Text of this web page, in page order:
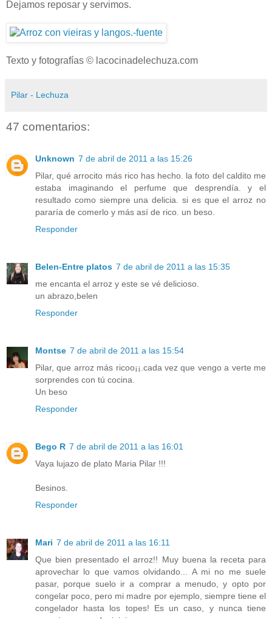
Dejamos reposar y servimos.
Texto y fotografías © lacocinadelechuza.com
Pilar - Lechuza
47 comentarios:
Unknown 7 de abril de 2011 a las 15:26
Pilar, qué arrocito más rico has hecho. la foto del caldito me
estaba imaginando el perfume que desprendía. y el
resultado como siempre una delicia. si es que el arroz no
pararía de comerlo y más así de rico. un beso.
Responder
Belen-Entre platos 7 de abril de 2011 a las 15:35
me encanta el arroz y este se vé delicioso.
un abrazo,belen
Responder
Montse 7 de abril de 2011 a las 15:54
Pilar, que arroz más ricoo¡¡.cada vez que vengo a verte me
sorprendes con tú cocina.
Un beso
Responder
Bego R 7 de abril de 2011 a las 16:01
Vaya lujazo de plato Maria Pilar !!!
Besinos.
Responder
Mari 7 de abril de 2011 a las 16:11
Que bien presentado el arroz!! Muy buena la receta para
aprovechar lo que vamos olvidando... A mi no me suele
pasar, porque suelo ir a comprar a menudo, y opto por
congelar poco, pero mi madre por ejemplo, siempre tiene el
congelador hasta los topes! Es un caso, y nunca tiene